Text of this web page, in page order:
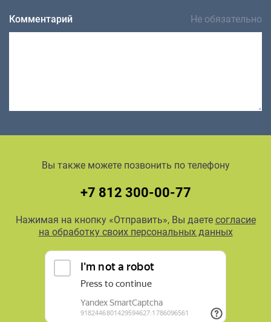
Комментарий Не обязательно
Вы также можете позвонить по телефону
+7 812 300-00-77
Нажимая на кнопку «Отправить», Вы даете согласие
на обработку своих персональных данных